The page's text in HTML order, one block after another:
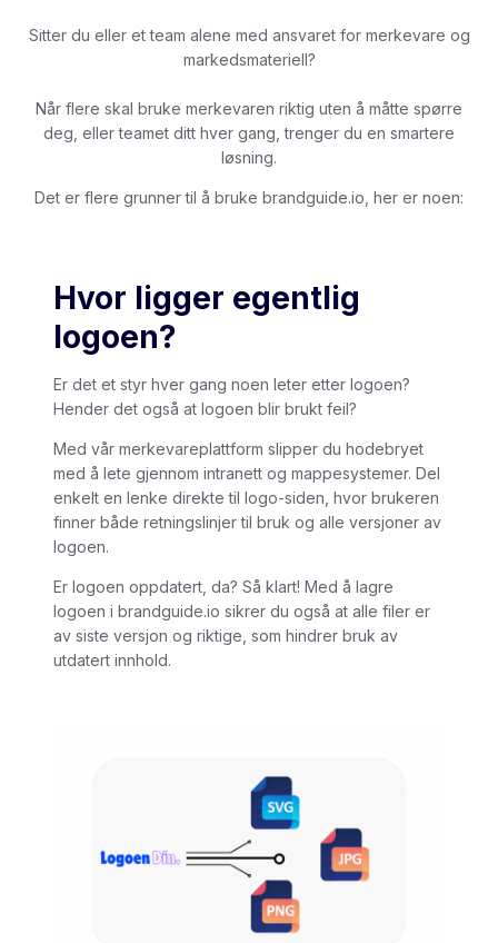
Sitter du eller et team alene med ansvaret for merkevare og
markedsmateriell?
Når flere skal bruke merkevaren riktig uten å måtte spørre
deg, eller teamet ditt hver gang, trenger du en smartere
løsning.
Det er flere grunner til å bruke brandguide.io, her er noen:
Hvor ligger egentlig
logoen?
Er det et styr hver gang noen leter etter logoen?
Hender det også at logoen blir brukt feil?
Med vår merkevareplattform slipper du hodebryet
med å lete gjennom intranett og mappesystemer. Del
enkelt en lenke direkte til logo-siden, hvor brukeren
finner både retningslinjer til bruk og alle versjoner av
logoen.
Er logoen oppdatert, da? Så klart! Med å lagre
logoen i brandguide.io sikrer du også at alle filer er
av siste versjon og riktige, som hindrer bruk av
utdatert innhold.